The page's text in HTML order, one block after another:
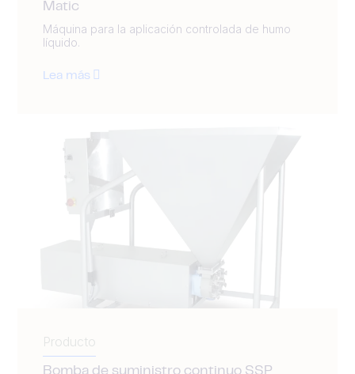
Matic
Máquina para la aplicación controlada de humo
líquido.
Lea más
Producto